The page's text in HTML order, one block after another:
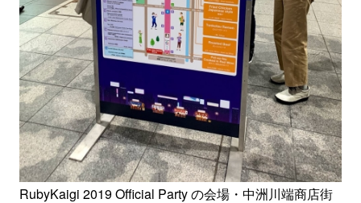
RubyKaigi 2019 Official Party の会場・中洲川端商店街